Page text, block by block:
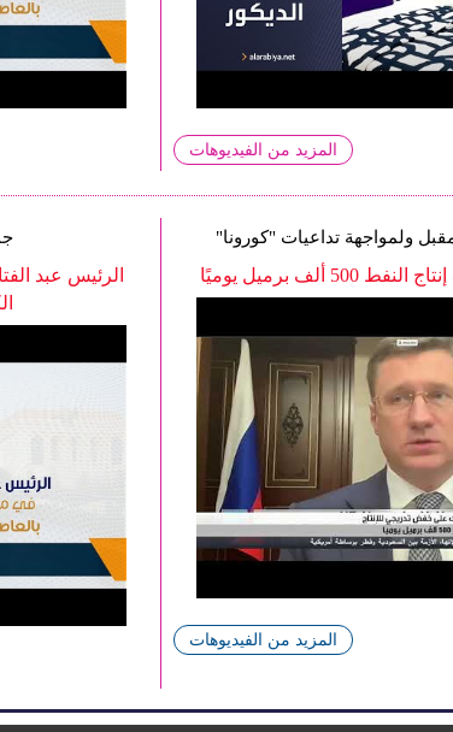
المزيد من الفيديوهات
الرئيس عبد
ولمواجهة تداعيات "كورونا"
ألف برميل يوميًا
المزيد من الفيديوهات